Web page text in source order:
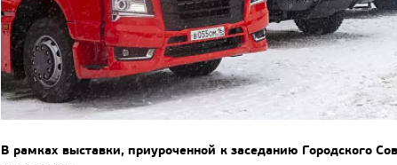
В рамках выставки, приуроченной к заседанию Городского